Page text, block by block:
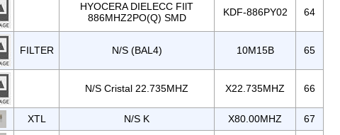
HYOCERA DIELECC FIlT
886MHZ2PO(Q) SMD
KDF-886PY02 64
FILTER N/S (BAL4) 10M15B 65
N/S Cristal 22.735MHZ X22.735MHZ 66
XTL N/S K X80.00MHZ
67